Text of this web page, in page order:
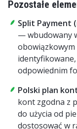
Pozostałe
Split Payment
— wbudowany
obowiązkowym
odpowiednim
Polski plan
kont zgodna z
do użycia od
dostosować w